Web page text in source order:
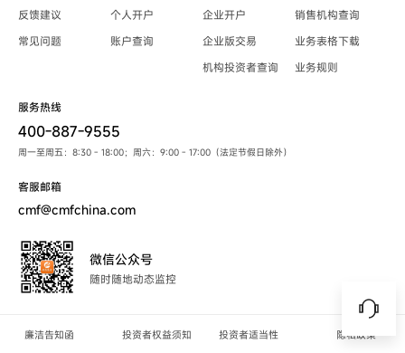
反馈建议
常见问题
个人开户
账户查询
企业开户
企业版交易
机构投资者查询
销售机构查询
业务表格下载
业务规则
服务热线
400-887-9555
周一至周五：8:30 - 18:00；周六：9:00 - 17:00（法定节假日除外）
客服邮箱
cmf@cmfchina.com
微信公众号
随时随地动态监控
廉洁告知函 投资者权益须知 投资者适当性 隐私政策